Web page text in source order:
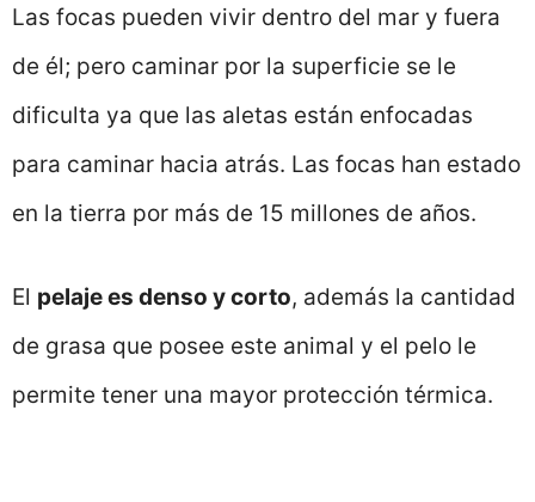
Las focas pueden vivir dentro del mar y fuera
de él; pero caminar por la superficie se le
dificulta ya que las aletas están enfocadas
para caminar hacia atrás. Las focas han estado
en la tierra por más de 15 millones de años.
El pelaje es denso y corto, además la cantidad
de grasa que posee este animal y el pelo le
permite tener una mayor protección térmica.